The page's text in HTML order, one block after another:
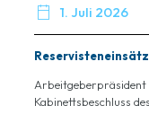
 1. Juli 2026
Arbeitgeberpräsident
Kabinettsbeschluss